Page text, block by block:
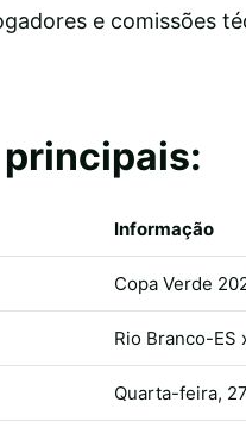
e comissões
Informação
Copa Verde
Rio Branco-ES
Quarta-feira,